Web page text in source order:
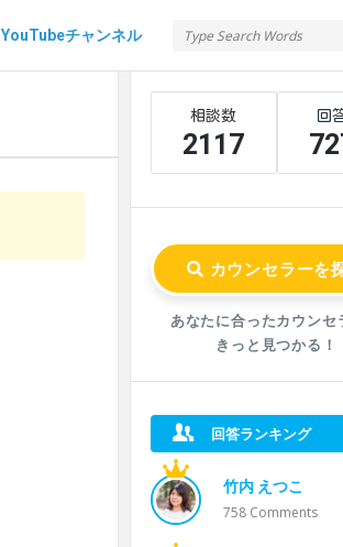
YouTubeチャンネル
Sidebar
Stats
2117
あなたに合ったカウンセ
きっと見つかる！
回答ランキング
竹内 えつこ
758 Comments